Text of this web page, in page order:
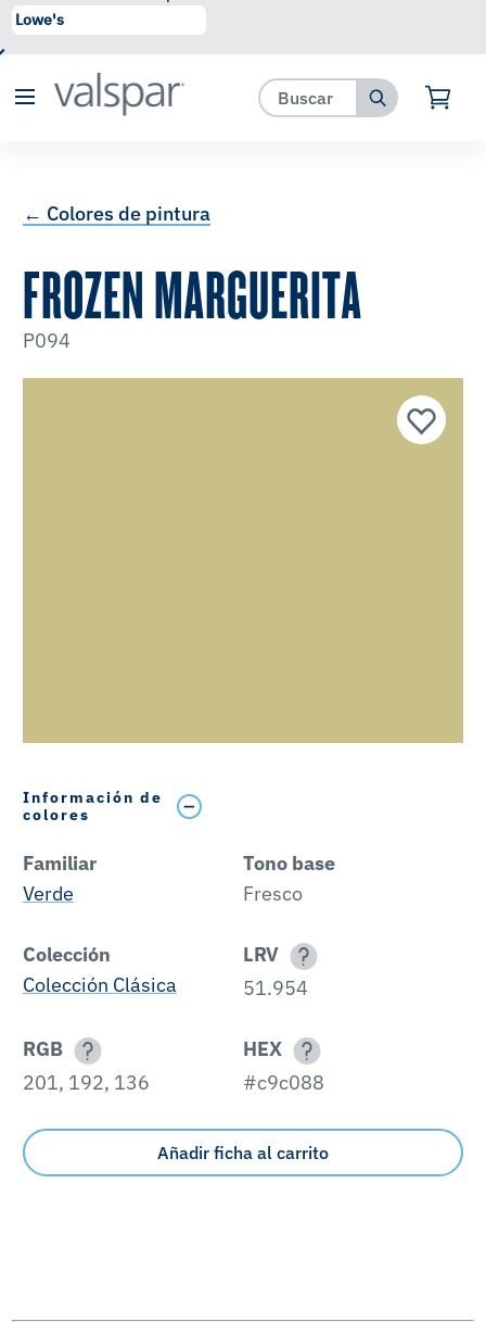
se ha agregado a favoritos.
← Colores de pintura
FROZEN MARGUERITA
P094
Información de
colores
Familiar
Verde
Tono base
Fresco
Colección
Colección Clásica
LRV
51.954
RGB
201, 192, 136
HEX
#c9c088
Añadir ficha al carrito